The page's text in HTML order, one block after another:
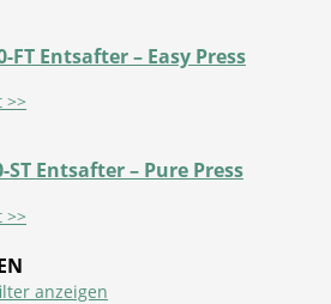
FT Entsafter – Easy Press
>>
ST Entsafter – Pure Press
>>
anzeigen